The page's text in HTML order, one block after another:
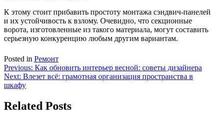
К этому стоит прибавить простоту монтажа сэндвич-панелей
и их устойчивость к взлому. Очевидно, что секционные
ворота, изготовленные из такого материала, могут составить
серьезную конкуренцию любым другим вариантам.
Posted in Ремонт
Навигация
по
Previous: Как обновить интерьер весной: советы дизайнера
Next: Влезет всё: грамотная организация пространства в
шкафу
Related Posts